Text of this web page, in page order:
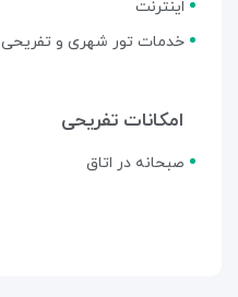
اینترنت
خدمات تور شهری و تفریحی
امکانات تفریحی
صبحانه در اتاق